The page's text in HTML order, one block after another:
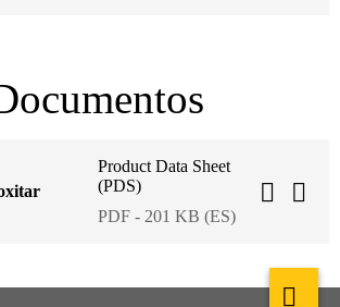
Product Data Sheet
(PDS)
PDF - 201 KB (ES)